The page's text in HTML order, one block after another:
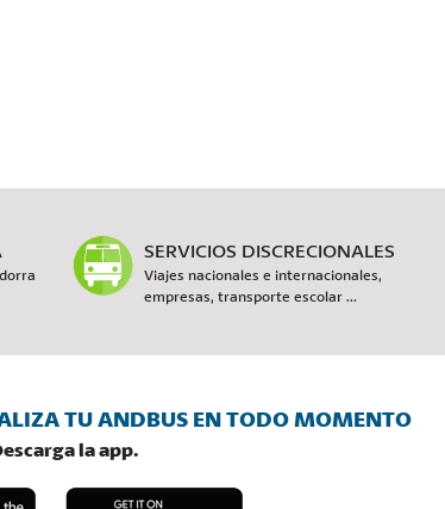
SERVICIOS DISCRECIONALES
Viajes nacionales e internacionales,
empresas, transporte escolar ...
TU ANDBUS EN TODO MOMENTO
la app.